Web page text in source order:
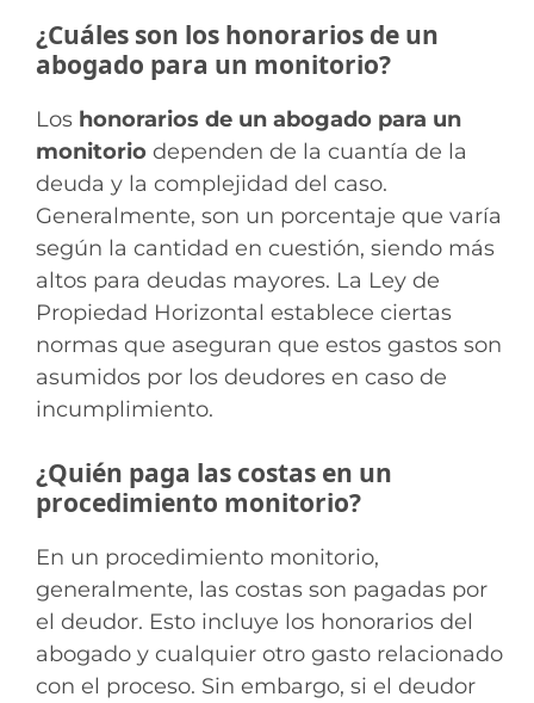
¿Cuáles son los honorarios de un
abogado para un monitorio?
Los honorarios de un abogado para un
monitorio dependen de la cuantía de la
deuda y la complejidad del caso.
Generalmente, son un porcentaje que varía
según la cantidad en cuestión, siendo más
altos para deudas mayores. La Ley de
Propiedad Horizontal establece ciertas
normas que aseguran que estos gastos son
asumidos por los deudores en caso de
incumplimiento.
¿Quién paga las costas en un
procedimiento monitorio?
En un procedimiento monitorio,
generalmente, las costas son pagadas por
el deudor. Esto incluye los honorarios del
abogado y cualquier otro gasto relacionado
con el proceso. Sin embargo, si el deudor